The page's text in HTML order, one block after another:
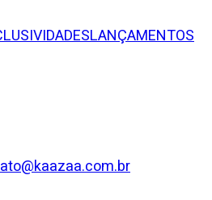
LANÇAMENTOS